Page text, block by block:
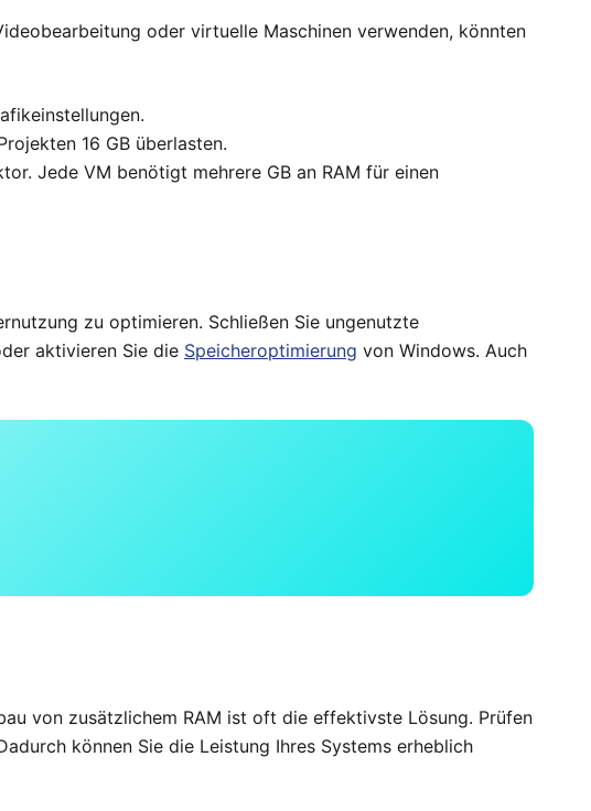
oder virtuelle Maschinen verwenden, könnten
16 GB überlasten.
Jede VM benötigt mehrere GB an RAM für einen
zu optimieren. Schließen Sie ungenutzte
aktivieren Sie die Speicheroptimierung von Windows. Auch
von zusätzlichem RAM ist oft die effektivste Lösung. Prüfen
können Sie die Leistung Ihres Systems erheblich